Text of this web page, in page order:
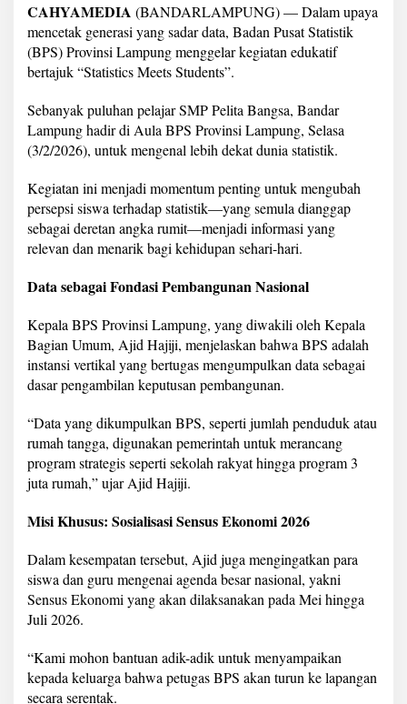
P
e
l
i
B
a
n
s
a
l
e
w
t
P
o
g
r
a
m
S
t
a
t
i
t
c
s
M
e
s
S
CAHYAMEDIA (BANDARLAMPUNG) — Dalam upaya
mencetak generasi yang sadar data, Badan Pusat Statistik
(BPS) Provinsi Lampung menggelar kegiatan edukatif
bertajuk “Statistics Meets Students”.
Sebanyak puluhan pelajar SMP Pelita Bangsa, Bandar
Lampung hadir di Aula BPS Provinsi Lampung, Selasa
(3/2/2026), untuk mengenal lebih dekat dunia statistik.
Kegiatan ini menjadi momentum penting untuk mengubah
persepsi siswa terhadap statistik—yang semula dianggap
sebagai deretan angka rumit—menjadi informasi yang
relevan dan menarik bagi kehidupan sehari-hari.
Data sebagai Fondasi Pembangunan Nasional
Kepala BPS Provinsi Lampung, yang diwakili oleh Kepala
Bagian Umum, Ajid Hajiji, menjelaskan bahwa BPS adalah
instansi vertikal yang bertugas mengumpulkan data sebagai
dasar pengambilan keputusan pembangunan.
“Data yang dikumpulkan BPS, seperti jumlah penduduk atau
rumah tangga, digunakan pemerintah untuk merancang
program strategis seperti sekolah rakyat hingga program 3
juta rumah,” ujar Ajid Hajiji.
Misi Khusus: Sosialisasi Sensus Ekonomi 2026
Dalam kesempatan tersebut, Ajid juga mengingatkan para
siswa dan guru mengenai agenda besar nasional, yakni
Sensus Ekonomi yang akan dilaksanakan pada Mei hingga
Juli 2026.
“Kami mohon bantuan adik-adik untuk menyampaikan
kepada keluarga bahwa petugas BPS akan turun ke lapangan
secara serentak.